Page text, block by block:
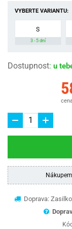
VYBERTE VARIANTU:
S
3 - 5 dní
Dostupnost: u
Doprava: